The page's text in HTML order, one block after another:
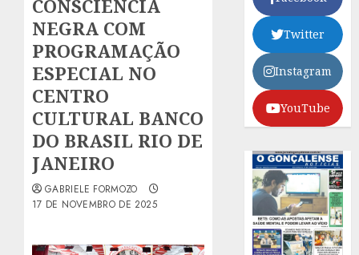
CONSCIÊNCIA
NEGRA COM
PROGRAMAÇÃO
ESPECIAL NO
CENTRO
CULTURAL BANCO
DO BRASIL RIO DE
JANEIRO
GABRIELE FORMOZO
17 DE NOVEMBRO DE 2025
Twitter
Instagram
YouTube